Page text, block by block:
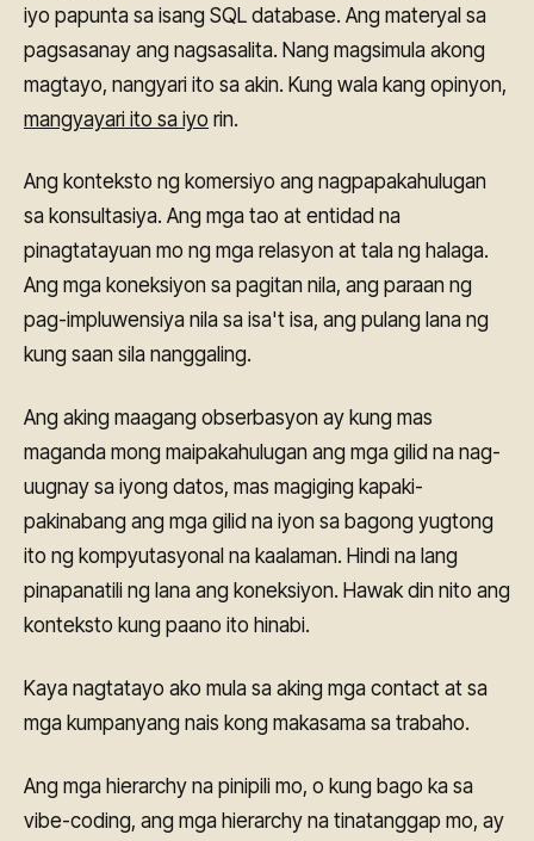
iyo papunta sa isang SQL database. Ang materyal sa
pagsasanay ang nagsasalita. Nang magsimula akong
magtayo, nangyari ito sa akin. Kung wala kang opinyon,
mangyayari ito sa iyo rin.
Ang konteksto ng komersiyo ang nagpapakahulugan
sa konsultasiya. Ang mga tao at entidad na
pinagtatayuan mo ng mga relasyon at tala ng halaga.
Ang mga koneksiyon sa pagitan nila, ang paraan ng
pag-impluwensiya nila sa isa't isa, ang pulang lana ng
kung saan sila nanggaling.
Ang aking maagang obserbasyon ay kung mas
maganda mong maipakahulugan ang mga gilid na nag-
uugnay sa iyong datos, mas magiging kapaki-
pakinabang ang mga gilid na iyon sa bagong yugtong
ito ng kompyutasyonal na kaalaman. Hindi na lang
pinapanatili ng lana ang koneksiyon. Hawak din nito ang
konteksto kung paano ito hinabi.
Kaya nagtatayo ako mula sa aking mga contact at sa
mga kumpanyang nais kong makasama sa trabaho.
Ang mga hierarchy na pinipili mo, o kung bago ka sa
vibe-coding, ang mga hierarchy na tinatanggap mo, ay